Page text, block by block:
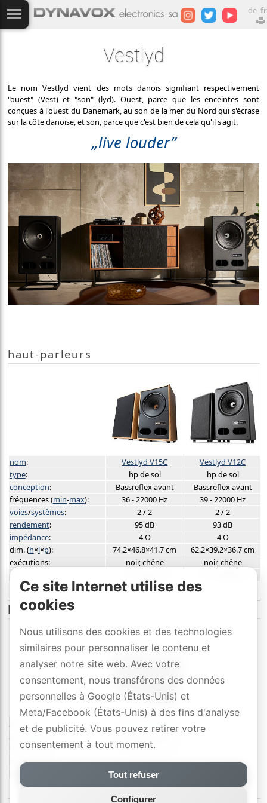
de fr
Vestlyd
Le nom Vestlyd vient des mots danois signifiant respectivement
"ouest" (Vest) et "son" (lyd). Ouest, parce que les enceintes sont
conçues à l'ouest du Danemark, au son de la mer du Nord qui s'écrase
sur la côte danoise, et son, parce que c'est bien de cela qu'il s'agit.
„live louder”
haut-parleurs
nom: Vestlyd V15C
Vestlyd V12C
type: hp de sol
hp de sol
conception: Bassreflex avant
Bassreflex avant
fréquences (min-max): 36 - 22000 Hz
39 - 22000 Hz
voies/systèmes: 2 / 2
2 / 2
rendement: 95 dB
93 dB
impédance: 4 Ω
4 Ω
dim. (h×l×p): 74.2×46.8×41.7 cm
62.2×39.2×36.7 cm
exécutions:
noir, chêne
noir, chêne
pvr:
haut-parleurs portables
Vestlyd Stage A4
conception:
Bassreflex avant
dim. (h×l×p):
18×26×16.5 cm
exécutions:
noir
CHF369/pcs
Ce site Internet utilise des
cookies
Nous utilisons des cookies et des technologies
similaires pour personnaliser le contenu et
analyser notre site web. Avec votre
consentement, nous transférons des données
personnelles à Google (États-Unis) et
Meta/Facebook (États-Unis) à des fins d'analyse
et de publicité. Vous pouvez retirer votre
consentement à tout moment.
Tout refuser
Configurer